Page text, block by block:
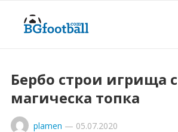
Бербо строи игрища с
магическа топка
plamen — 05.07.2020